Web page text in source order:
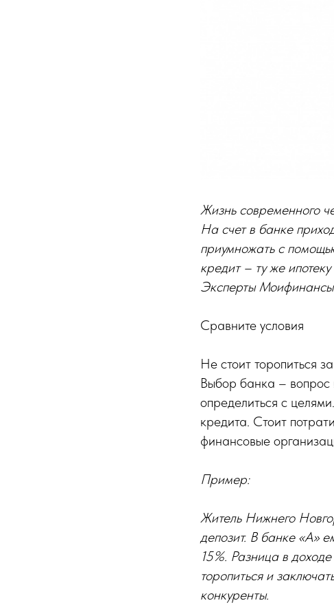
Жизнь современного
На счет в банке
приумножать с
кредит – ту же
Эксперты
Сравните условия
Не стоит торопиться
Выбор банка – вопрос
определиться с
кредита. Стоит
финансовые
Пример:
Житель Нижнего
депозит. В банке «А»
15%. Разница в
торопиться и
конкуренты.